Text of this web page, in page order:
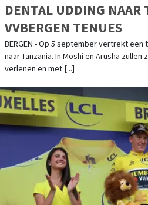
DENTAL UDDING NAAR
VVBERGEN TENUES
BERGEN - Op 5 september vertrekt een
naar Tanzania. In Moshi en Arusha
verlenen en met [...]